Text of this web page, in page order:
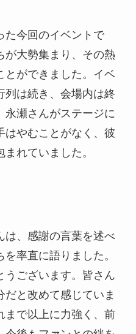
た今回のイベントで
が大勢集まり、その熱
とができました。イベ
列は続き、会場内は終
永瀬さんがステージに
はやむことがなく、彼
れていました。
は、感謝の言葉を述べ
率直に語りました。
うございます。皆さん
と改めて感じていま
まで以上に力強く、前